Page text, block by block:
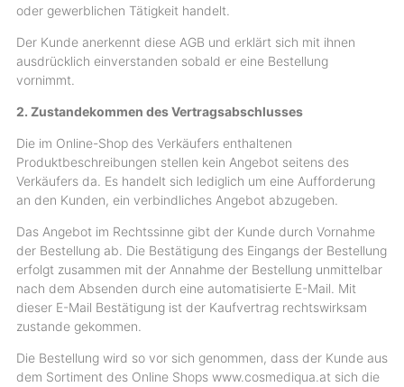
oder gewerblichen Tätigkeit handelt.
Der Kunde anerkennt diese AGB und erklärt sich mit ihnen
ausdrücklich einverstanden sobald er eine Bestellung
vornimmt.
2. Zustandekommen des Vertragsabschlusses
Die im Online-Shop des Verkäufers enthaltenen
Produktbeschreibungen stellen kein Angebot seitens des
Verkäufers da. Es handelt sich lediglich um eine Aufforderung
an den Kunden, ein verbindliches Angebot abzugeben.
Das Angebot im Rechtssinne gibt der Kunde durch Vornahme
der Bestellung ab. Die Bestätigung des Eingangs der Bestellung
erfolgt zusammen mit der Annahme der Bestellung unmittelbar
nach dem Absenden durch eine automatisierte E-Mail. Mit
dieser E-Mail Bestätigung ist der Kaufvertrag rechtswirksam
zustande gekommen.
Die Bestellung wird so vor sich genommen, dass der Kunde aus
dem Sortiment des Online Shops www.cosmediqua.at sich die